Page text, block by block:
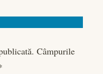
Câmpurile